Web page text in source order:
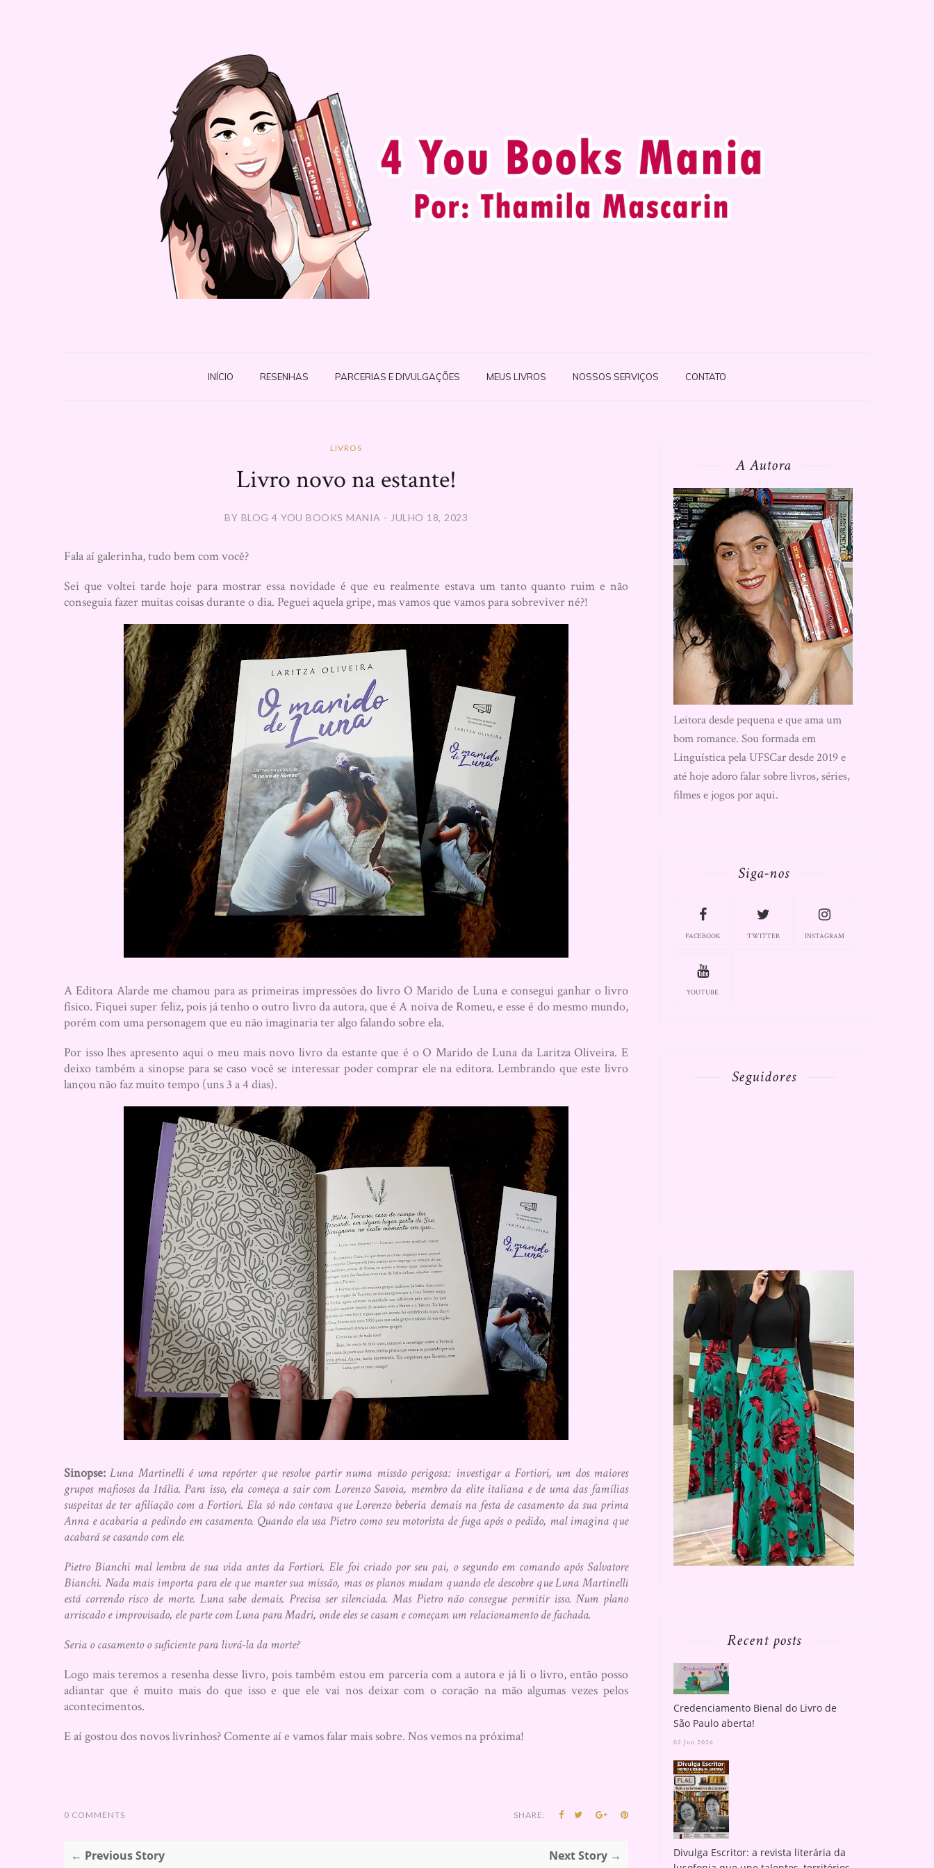
INÍCIO RESENHAS PARCERIAS E DIVULGAÇÕES MEUS LIVROS NOSSOS SERVIÇOS CONTATO
LIVROS
Livro novo na estante!
BY BLOG 4 YOU BOOKS MANIA - JULHO 18, 2023
Fala aí galerinha, tudo bem com você?
Sei que voltei tarde hoje para mostrar essa novidade é que eu realmente estava um tanto quanto ruim e não
conseguia fazer muitas coisas durante o dia. Peguei aquela gripe, mas vamos que vamos para sobreviver né?!
A Editora Alarde me chamou para as primeiras impressões do livro O Marido de Luna e consegui ganhar o livro
físico. Fiquei super feliz, pois já tenho o outro livro da autora, que é A noiva de Romeu, e esse é do mesmo mundo,
porém com uma personagem que eu não imaginaria ter algo falando sobre ela.
Por isso lhes apresento aqui o meu mais novo livro da estante que é o O Marido de Luna da Laritza Oliveira. E
deixo também a sinopse para se caso você se interessar poder comprar ele na editora. Lembrando que este livro
lançou não faz muito tempo (uns 3 a 4 dias).
Sinopse:Luna Martinelli é uma repórter que resolve partir numa missão perigosa: investigar a Fortiori, um dos maiores
grupos mafiosos da Itália. Para isso, ela começa a sair com Lorenzo Savoia, membro da elite italiana e de uma das famílias
suspeitas de ter afiliação com a Fortiori. Ela só não contava que Lorenzo beberia demais na festa de casamento da sua prima
Anna e acabaria a pedindo em casamento. Quando ela usa Pietro como seu motorista de fuga após o pedido, mal imagina que
acabará se casando com ele.
Pietro Bianchi mal lembra de sua vida antes da Fortiori. Ele foi criado por seu pai, o segundo em comando após Salvatore
Bianchi. Nada mais importa para ele que manter sua missão, mas os planos mudam quando ele descobre que Luna Martinelli
está correndo risco de morte. Luna sabe demais. Precisa ser silenciada. Mas Pietro não consegue permitir isso. Num plano
arriscado e improvisado, ele parte com Luna para Madri, onde eles se casam e começam um relacionamento de fachada.
Seria o casamento o suficiente para livrá-la da morte?
Logo mais teremos a resenha desse livro, pois também estou em parceria com a autora e já li o livro, então posso
adiantar que é muito mais do que isso e que ele vai nos deixar com o coração na mão algumas vezes pelos
acontecimentos.
E aí gostou dos novos livrinhos? Comente aí e vamos falar mais sobre. Nos vemos na próxima!
0 COMMENTS SHARE:
← Previous Story Next Story →
A Autora
Leitora desde pequena e que ama um
bom romance. Sou formada em
Linguística pela UFSCar desde 2019 e
até hoje adoro falar sobre livros, séries,
filmes e jogos por aqui.
Siga-nos
FACEBOOK TWITTER INSTAGRAM
YOUTUBE
Seguidores
Recent posts
Credenciamento Bienal do Livro de
São Paulo aberta!
02 Jun 2026
Divulga Escritor: a revista literária da